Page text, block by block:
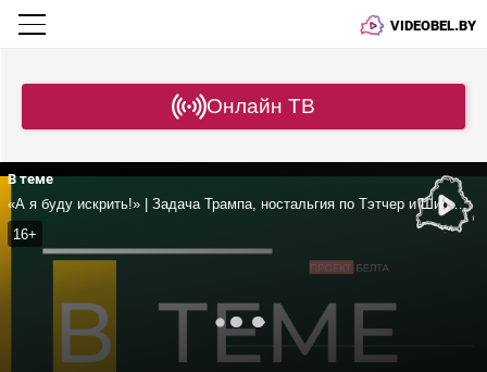
VIDEOBEL.BY
Онлайн ТВ
В теме
«А я буду искрить!» | Задача Трампа, ностальгия по Тэтчер и Шираку | Кого выбил из колеи Путин?
16+